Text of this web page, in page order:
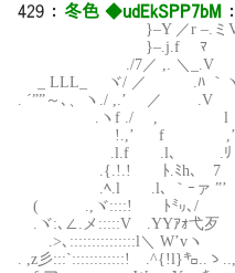
429 ： 冬色 ◆udEkSPP7bM ：
}–Y ／r –.ミ
}–.j.f ﾏ ￣￣ ｀`
./7／ ,. ＼
_ LLL_ ヾ/ ／ .ﾊ
. ´””～､、ヽ./ ,.’
.ヽf ./ , l
!.,’ f ,’
.l.f .l、 .ﾘ
.{.!.! ﾄ.ﾐh､ 7
.ﾍ.l .l､ ｀ｰァ ”’
( .,ヾ::::! ﾄ㍉､/ ｲ辷
.ヾ:､∠.メ:::::V .YYｱｫ
.>､:::::::::::::::l＼
. ,z彡:::`::::::::::::! .^{!l}